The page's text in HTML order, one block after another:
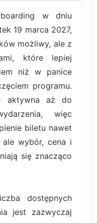
w dniu
19 marca 2027,
możliwy, ale z
które lepiej
niż w panice
programu.
aktywna aż do
więc
biletu nawet
wybór, cena i
się znacząco
dostępnych
jest zazwyczaj